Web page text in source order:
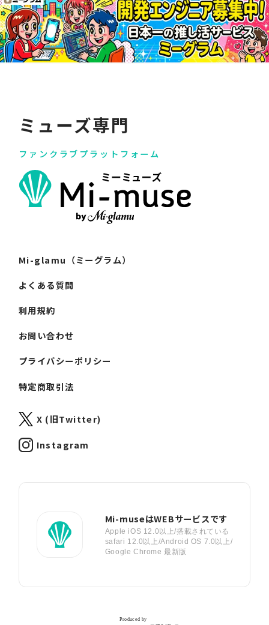
ミューズ専門
ファンクラブプラットフォーム
Mi-glamu（ミーグラム）
よくある質問
利用規約
お問い合わせ
プライバシーポリシー
特定商取引法
X (旧Twitter)
Instagram
Mi-museはWEBサービスです
Apple iOS 12.0以上/搭載されている
safari 12.0以上/Android OS 7.0以上/
Google Chrome 最新版